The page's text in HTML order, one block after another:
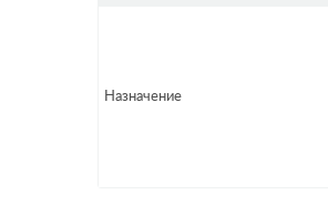
Назначение